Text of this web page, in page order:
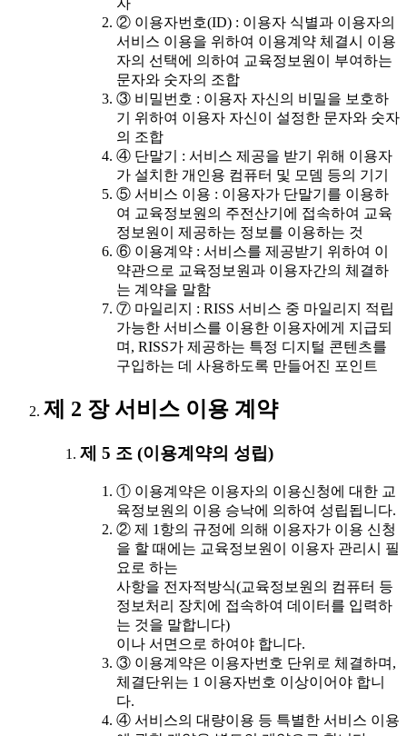
자
② 이용자번호(ID) : 이용자 식별과 이용자의
서비스 이용을 위하여 이용계약 체결시 이용
자의 선택에 의하여 교육정보원이 부여하는
문자와 숫자의 조합
③ 비밀번호 : 이용자 자신의 비밀을 보호하
기 위하여 이용자 자신이 설정한 문자와 숫자
의 조합
④ 단말기 : 서비스 제공을 받기 위해 이용자
가 설치한 개인용 컴퓨터 및 모뎀 등의 기기
⑤ 서비스 이용 : 이용자가 단말기를 이용하
여 교육정보원의 주전산기에 접속하여 교육
정보원이 제공하는 정보를 이용하는 것
⑥ 이용계약 : 서비스를 제공받기 위하여 이
약관으로 교육정보원과 이용자간의 체결하
는 계약을 말함
⑦ 마일리지 : RISS 서비스 중 마일리지 적립
가능한 서비스를 이용한 이용자에게 지급되
며, RISS가 제공하는 특정 디지털 콘텐츠를
구입하는 데 사용하도록 만들어진 포인트
제 2 장 서비스 이용 계약
제 5 조 (이용계약의 성립)
① 이용계약은 이용자의 이용신청에 대한 교
육정보원의 이용 승낙에 의하여 성립됩니다.
② 제 1항의 규정에 의해 이용자가 이용 신청
을 할 때에는 교육정보원이 이용자 관리시 필
요로 하는
사항을 전자적방식(교육정보원의 컴퓨터 등
정보처리 장치에 접속하여 데이터를 입력하
는 것을 말합니다)
이나 서면으로 하여야 합니다.
③ 이용계약은 이용자번호 단위로 체결하며,
체결단위는 1 이용자번호 이상이어야 합니
다.
④ 서비스의 대량이용 등 특별한 서비스 이용